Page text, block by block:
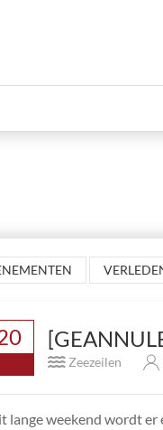
Zeezeilen
lange weekend wordt er